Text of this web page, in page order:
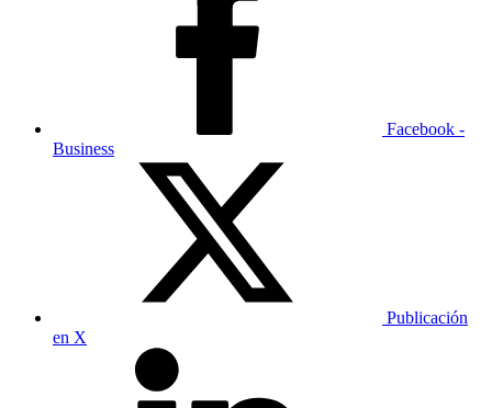
Facebook -
Business
Publicación
en X